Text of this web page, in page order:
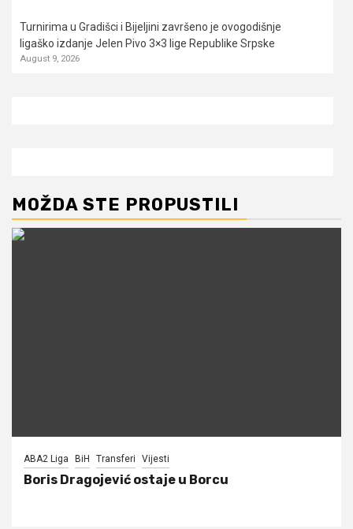
Turnirima u Gradišci i Bijeljini završeno je ovogodišnje
ligaško izdanje Jelen Pivo 3×3 lige Republike Srpske
August 9, 2026
MOŽDA STE PROPUSTILI
ABA2 Liga BiH Transferi Vijesti
Boris Dragojević ostaje u Borcu